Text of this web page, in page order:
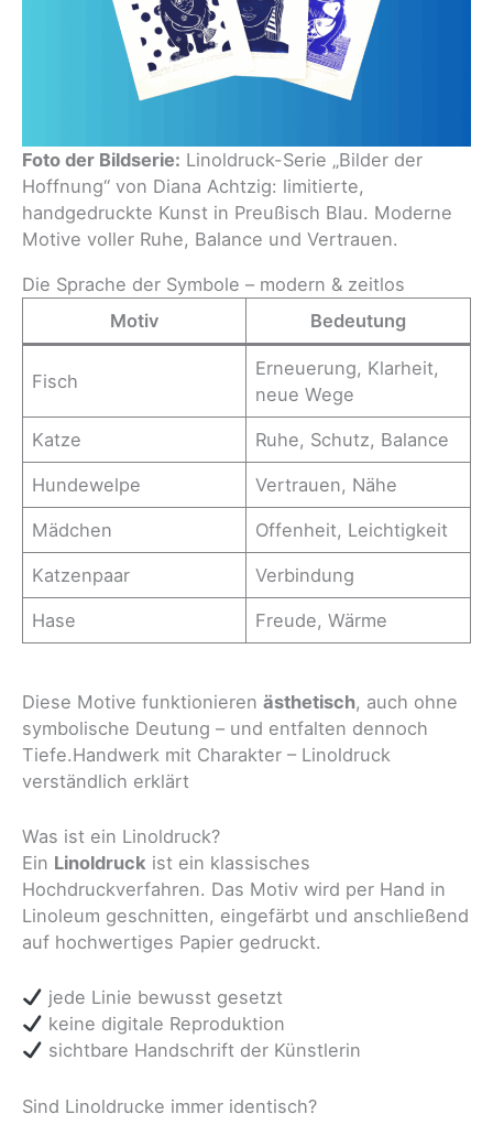
Foto der Bildserie: Linoldruck-Serie „Bilder der
Hoffnung“ von Diana Achtzig: limitierte,
handgedruckte Kunst in Preußisch Blau. Moderne
Motive voller Ruhe, Balance und Vertrauen.
Die Sprache der Symbole – modern & zeitlos
Motiv
Bedeutung
Fisch
Erneuerung, Klarheit,
neue Wege
Katze Ruhe, Schutz, Balance
Hundewelpe Vertrauen, Nähe
Mädchen Offenheit, Leichtigkeit
Katzenpaar Verbindung
Hase Freude, Wärme
Diese Motive funktionieren ästhetisch, auch ohne
symbolische Deutung – und entfalten dennoch
Tiefe.Handwerk mit Charakter – Linoldruck
verständlich erklärt
Was ist ein Linoldruck?
Ein Linoldruck ist ein klassisches
Hochdruckverfahren. Das Motiv wird per Hand in
Linoleum geschnitten, eingefärbt und anschließend
auf hochwertiges Papier gedruckt.
jede Linie bewusst gesetzt
keine digitale Reproduktion
sichtbare Handschrift der Künstlerin
Sind Linoldrucke immer identisch?